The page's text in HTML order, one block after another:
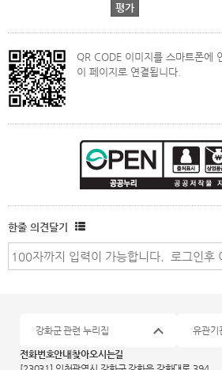
QR CODE 이미지를 스마트폰에
이 페이지로 연결됩니다.
한줄 의견달기
전화번호안내 찾아오시는길
강화군 관련 누리집 유관기